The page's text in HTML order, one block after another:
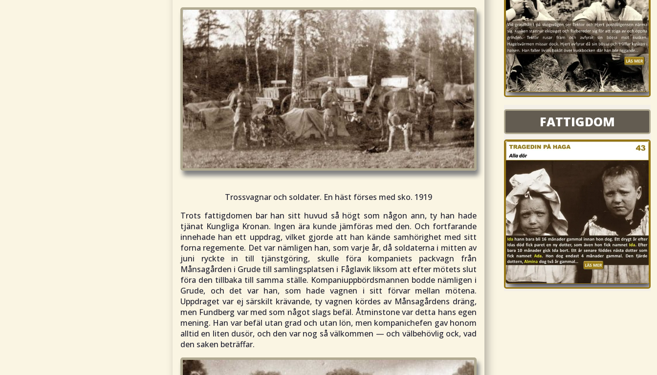
Trossvagnar och soldater. En häst förses med sko. 1919
Trots fattigdomen bar han sitt huvud så högt som någon ann, ty han hade
tjänat Kungliga Kronan. Ingen ära kunde jämföras med den. Och fortfarande
innehade han ett uppdrag, vilket gjorde att han kände samhörighet med sitt
forna regemente. Det var nämligen han, som varje år, då soldaterna i mitten av
juni ryckte in till tjänstgöring, skulle föra kompaniets packvagn från
Månsagården i Grude till samlingsplatsen i Fåglavik liksom att efter mötets slut
föra den tillbaka till samma ställe. Kompaniuppbördsmannen bodde nämligen i
Grude, och det var han, som hade vagnen i sitt förvar mellan mötena.
Uppdraget var ej särskilt krävande, ty vagnen kördes av Månsagårdens dräng,
men Fundberg var med som något slags befäl. Åtminstone var detta hans egen
mening. Han var befäl utan grad och utan lön, men kompanichefen gav honom
alltid en liten dusör, och den var nog så välkommen — och välbehövlig ock, vad
den saken beträffar.
FATTIGDOM
FATTIGDOM